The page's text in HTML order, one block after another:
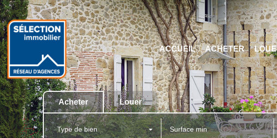
ACCUEIL ACHETER
Acheter Louer
Type de bien